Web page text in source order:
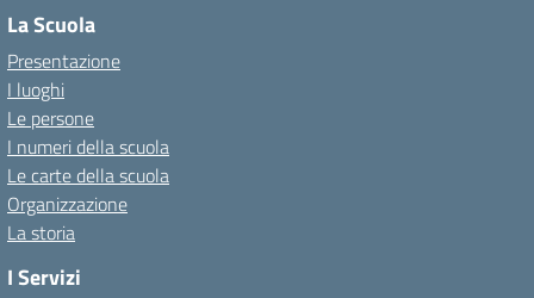
La Scuola
Presentazione
I luoghi
Le persone
I numeri della scuola
Le carte della scuola
Organizzazione
La storia
I Servizi